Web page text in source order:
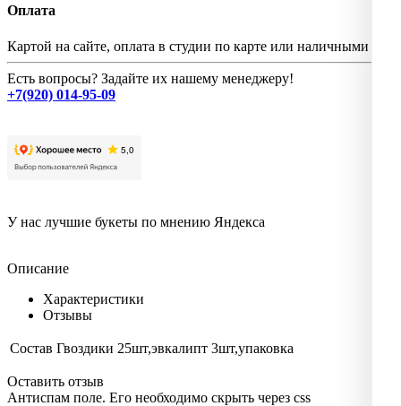
Оплата
Картой на сайте, оплата в студии по карте или наличными
Есть вопросы? Задайте их нашему менеджеру!
+7(920) 014-95-09
У нас лучшие букеты по мнению Яндекса
Описание
Характеристики
Отзывы
Состав Гвоздики 25шт,эвкалипт 3шт,упаковка
Оставить отзыв
Антиспам поле. Его необходимо скрыть через css